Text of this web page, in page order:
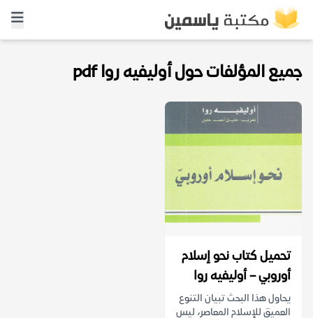
جميع المؤلفات حول أوليفيه روا pdf
تحميل كتاب نحو إسلام
أوروبي – أوليفيه روا
يحاول هذا البحث تبيان التنوع
العميق للإسلام المعاصر، ليس